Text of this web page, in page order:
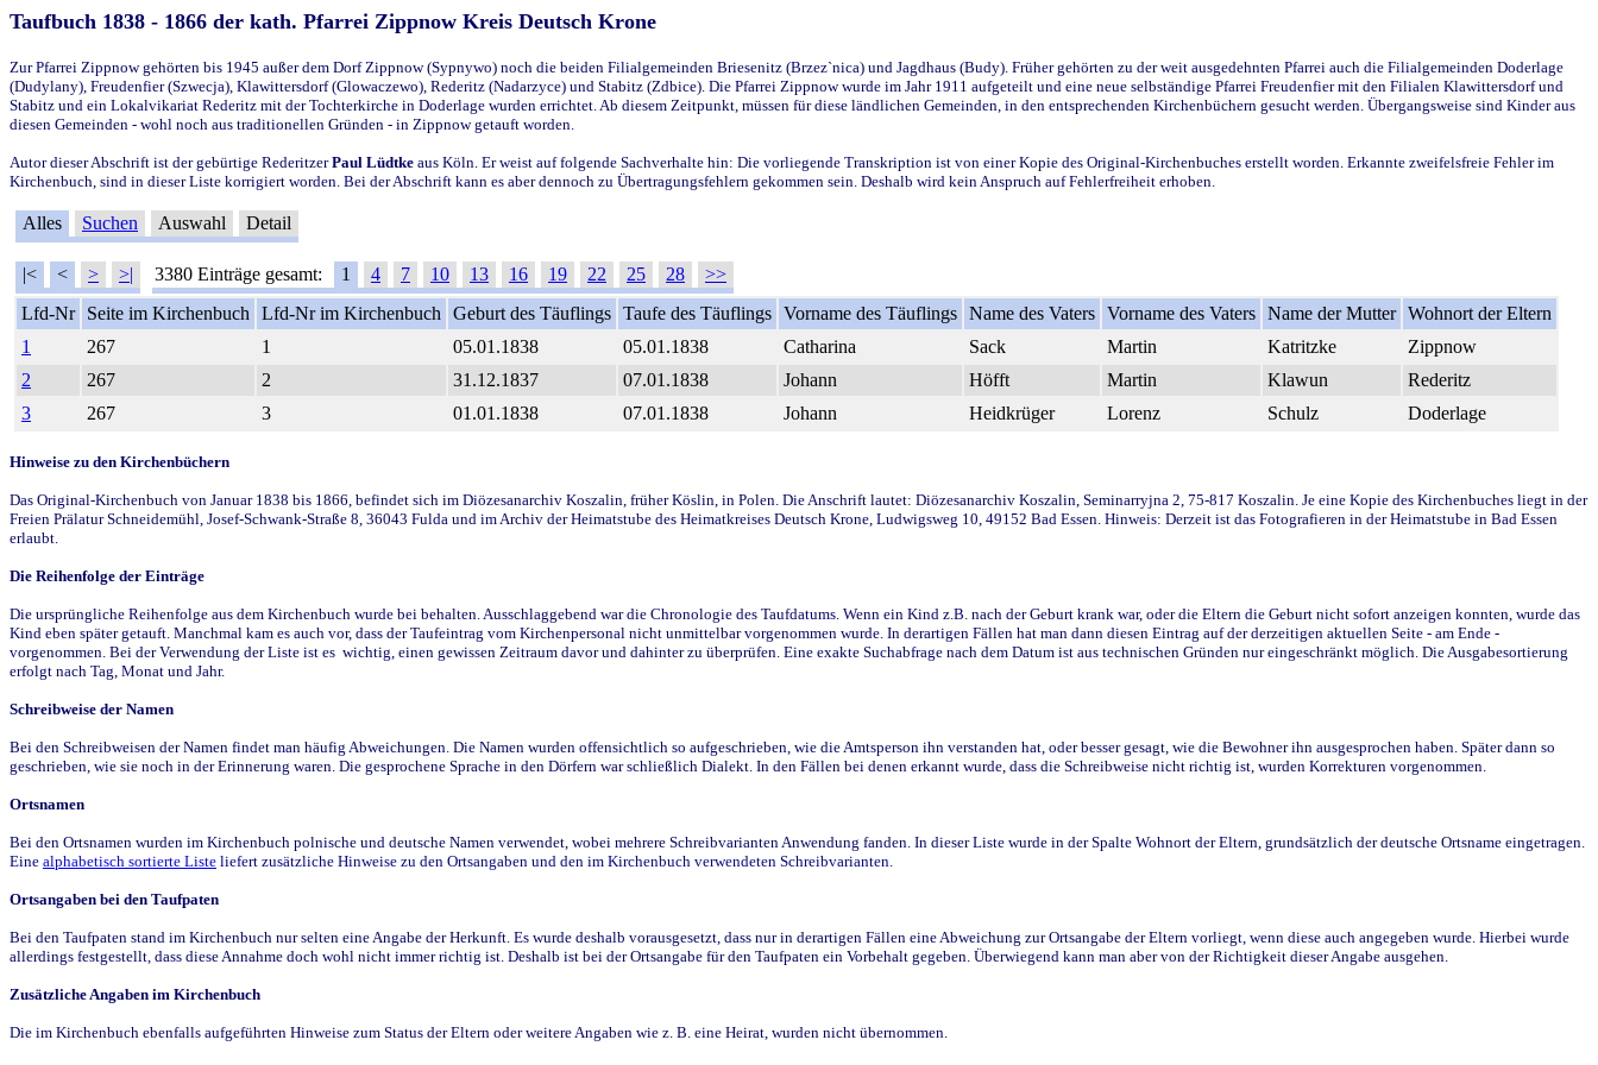
Taufbuch 1838 - 1866 der kath. Pfarrei Zippnow Kreis Deutsch Krone
Zur Pfarrei Zippnow gehörten bis 1945 außer dem Dorf Zippnow (Sypnywo) noch die beiden Filialgemeinden Briesenitz (Brzez`nica) und Jagdhaus (Budy). Früher gehörten zu der weit ausgedehnten Pfarrei auch die Filialgemeinden Doderlage
(Dudylany), Freudenfier (Szwecja), Klawittersdorf (Glowaczewo), Rederitz (Nadarzyce) und Stabitz (Zdbice). Die Pfarrei Zippnow wurde im Jahr 1911 aufgeteilt und eine neue selbständige Pfarrei Freudenfier mit den Filialen Klawittersdorf und
Stabitz und ein Lokalvikariat Rederitz mit der Tochterkirche in Doderlage wurden errichtet. Ab diesem Zeitpunkt, müssen für diese ländlichen Gemeinden, in den entsprechenden Kirchenbüchern gesucht werden. Übergangsweise sind Kinder aus
diesen Gemeinden - wohl noch aus traditionellen Gründen - in Zippnow getauft worden.
Autor dieser Abschrift ist der gebürtige RederitzerPaul Lüdtke aus Köln. Er weist auf folgende Sachverhalte hin: Die vorliegende Transkription ist von einer Kopie des Original-Kirchenbuches erstellt worden. Erkannte zweifelsfreie Fehler im
Kirchenbuch, sind in dieser Liste korrigiert worden. Bei der Abschrift kann es aber dennoch zu Übertragungsfehlern gekommen sein. Deshalb wird kein Anspruch auf Fehlerfreiheit erhoben.
Alles Suchen Auswahl Detail
|< < > >| 3380 Einträge gesamt: 1 4 7 10 13 16 19 22 25 28
>>
Lfd-Nr
Seite im Kirchenbuch Lfd-Nr im Kirchenbuch Geburt des Täuflings Taufe des Täuflings Vorname des Täuflings Name des Vaters Vorname des Vaters Name der Mutter Wohnort der Eltern
1
267 1 05.01.1838 05.01.1838 Catharina Sack Martin Katritzke
Zippnow
2
267 2 31.12.1837 07.01.1838 Johann Höfft Martin Klawun
Rederitz
3
267 3 01.01.1838 07.01.1838 Johann Heidkrüger Lorenz Schulz Doderlage
Hinweise zu den Kirchenbüchern
Das Original-Kirchenbuch von Januar 1838 bis 1866, befindet sich im Diözesanarchiv Koszalin, früher Köslin, in Polen. Die Anschrift lautet: Diözesanarchiv Koszalin, Seminarryjna 2, 75-817 Koszalin. Je eine Kopie des Kirchenbuches liegt in der
Freien Prälatur Schneidemühl, Josef-Schwank-Straße 8, 36043 Fulda und im Archiv der Heimatstube des Heimatkreises Deutsch Krone, Ludwigsweg 10, 49152 Bad Essen. Hinweis: Derzeit ist das Fotografieren in der Heimatstube in Bad Essen
erlaubt.
Die Reihenfolge der Einträge
Die ursprüngliche Reihenfolge aus dem Kirchenbuch wurde bei behalten. Ausschlaggebend war die Chronologie des Taufdatums. Wenn ein Kind z.B. nach der Geburt krank war, oder die Eltern die Geburt nicht sofort anzeigen konnten, wurde das
Kind eben später getauft. Manchmal kam es auch vor, dass der Taufeintrag vom Kirchenpersonal nicht unmittelbar vorgenommen wurde. In derartigen Fällen hat man dann diesen Eintrag auf der derzeitigen aktuellen Seite - am Ende -
vorgenommen. Bei der Verwendung der Liste ist es wichtig, einen gewissen Zeitraum davor und dahinter zu überprüfen. Eine exakte Suchabfrage nach dem Datum ist aus technischen Gründen nur eingeschränkt möglich. Die Ausgabesortierung
erfolgt nach Tag, Monat und Jahr.
Schreibweise der Namen
Bei den Schreibweisen der Namen findet man häufig Abweichungen. Die Namen wurden offensichtlich so aufgeschrieben, wie die Amtsperson ihn verstanden hat, oder besser gesagt, wie die Bewohner ihn ausgesprochen haben. Später dann so
geschrieben, wie sie noch in der Erinnerung waren. Die gesprochene Sprache in den Dörfern war schließlich Dialekt. In den Fällen bei denen erkannt wurde, dass die Schreibweise nicht richtig ist, wurden Korrekturen vorgenommen.
Ortsnamen
Bei den Ortsnamen wurden im Kirchenbuch polnische und deutsche Namen verwendet, wobei mehrere Schreibvarianten Anwendung fanden. In dieser Liste wurde in der Spalte Wohnort der Eltern, grundsätzlich der deutsche Ortsname eingetragen.
Eine alphabetisch sortierte Liste liefert zusätzliche Hinweise zu den Ortsangaben und den im Kirchenbuch verwendeten Schreibvarianten.
Ortsangaben bei den Taufpaten
Bei den Taufpaten stand im Kirchenbuch nur selten eine Angabe der Herkunft. Es wurde deshalb vorausgesetzt, dass nur in derartigen Fällen eine Abweichung zur Ortsangabe der Eltern vorliegt, wenn diese auch angegeben wurde. Hierbei wurde
allerdings festgestellt, dass diese Annahme doch wohl nicht immer richtig ist. Deshalb ist bei der Ortsangabe für den Taufpaten ein Vorbehalt gegeben. Überwiegend kann man aber von der Richtigkeit dieser Angabe ausgehen.
Zusätzliche Angaben im Kirchenbuch
Die im Kirchenbuch ebenfalls aufgeführten Hinweise zum Status der Eltern oder weitere Angaben wie z. B. eine Heirat, wurden nicht übernommen.